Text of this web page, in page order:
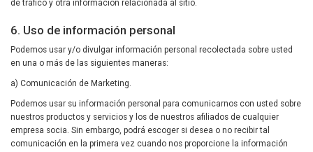
de tráfico y otra información relacionada al sitio.
6. Uso de información personal
Podemos usar y/o divulgar información personal recolectada sobre usted
en una o más de las siguientes maneras:
a) Comunicación de Marketing.
Podemos usar su información personal para comunicarnos con usted sobre
nuestros productos y servicios y los de nuestros afiliados de cualquier
empresa socia. Sin embargo, podrá escoger si desea o no recibir tal
comunicación en la primera vez cuando nos proporcione la información